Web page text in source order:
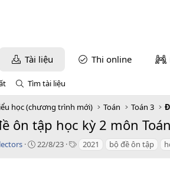
Tài liệu Thi online
Tìm tài liệu
học (chương trình mới) Toán Toán 3
liệu
ôn tập học kỳ 2 môn
C
22/8/23
T 2021 bộ đề ôn tập